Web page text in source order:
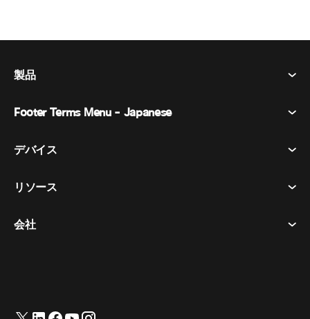
製品
Webex Suite
メッセージング
イベント
Footer Terms Menu - Japanese
利用規約
商標
デバイス​
ヘッドセット​
リソース
ダウンロード​
会社
サポートへのお問い合わせ